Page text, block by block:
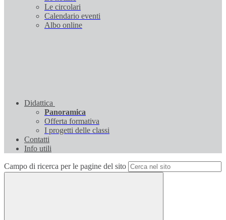
Le circolari
Calendario eventi
Albo online
Didattica
Panoramica
Offerta formativa
I progetti delle classi
Contatti
Info utili
Campo di ricerca per le pagine del sito